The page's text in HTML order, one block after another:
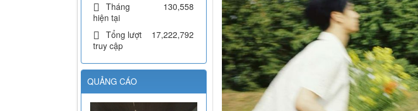
Tháng
hiện tại
130,558
Tổng lượt
truy cập
17,222,792
QUẢNG CÁO